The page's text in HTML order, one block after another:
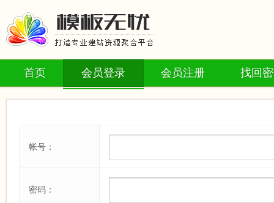
首页 会员登录 会员注册 找回
帐号：
密码：